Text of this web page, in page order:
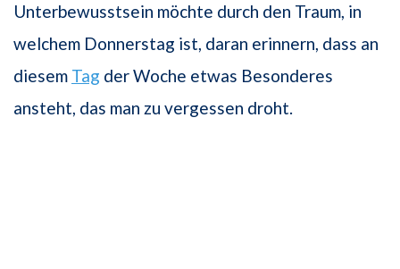
Unterbewusstsein möchte durch den Traum, in
welchem Donnerstag ist, daran erinnern, dass an
diesem Tag der Woche etwas Besonderes
ansteht, das man zu vergessen droht.